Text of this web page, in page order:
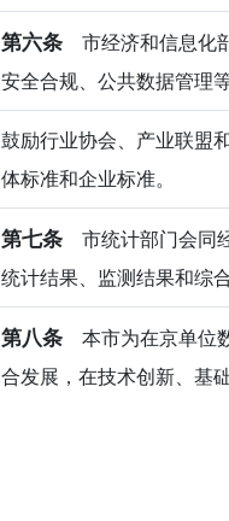
第六条 市经济和信息化
安全合规、公共数据管理
鼓励行业协会、产业联盟
体标准和企业标准。
第七条 市统计部门会同
统计结果、监测结果和综
第八条 本市为在京单位
合发展，在技术创新、基